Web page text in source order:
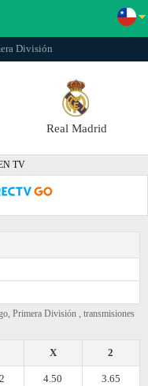
División
Real Madrid
TV
Primera División , transmisiones
2
X
3.65
4.50